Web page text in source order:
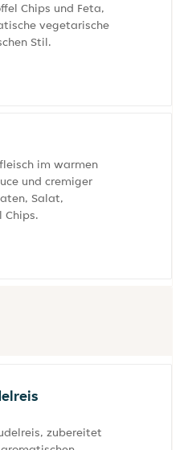
Chips und Feta,
vegetarische
Stil.
im warmen
und cremiger
Salat,
Chips.
zubereitet